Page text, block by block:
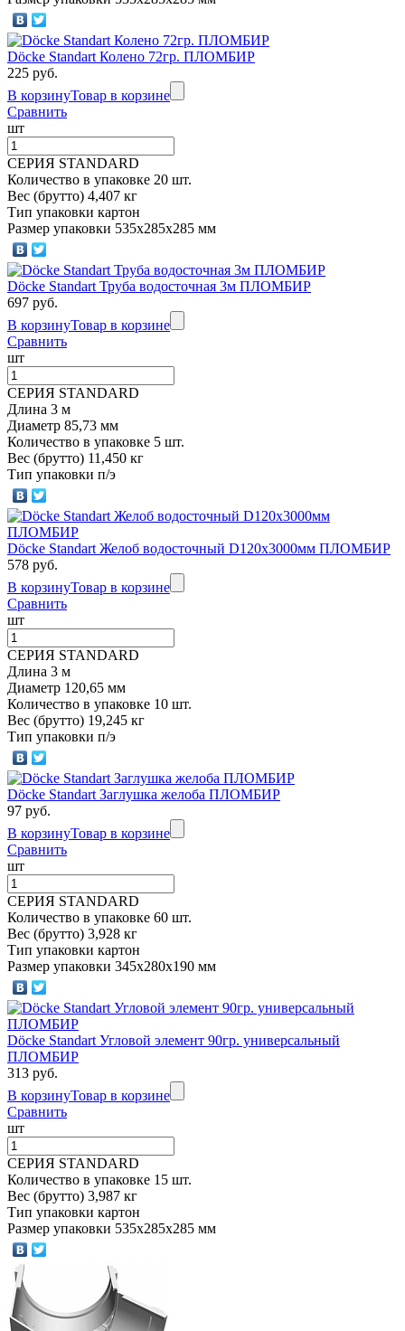
Döcke Standart Колено 72гр. ПЛОМБИР
225 руб.
В корзинуТовар в корзине
Сравнить
шт
СЕРИЯ STANDARD
Количество в упаковке 20 шт.
Вес (брутто) 4,407 кг
Тип упаковки картон
Размер упаковки 535х285х285 мм
Döcke Standart Труба водосточная 3м ПЛОМБИР
697 руб.
В корзинуТовар в корзине
Сравнить
шт
СЕРИЯ STANDARD
Длина 3 м
Диаметр 85,73 мм
Количество в упаковке 5 шт.
Вес (брутто) 11,450 кг
Тип упаковки п/э
Döcke Standart Желоб водосточный D120х3000мм ПЛОМБИР
578 руб.
В корзинуТовар в корзине
Сравнить
шт
СЕРИЯ STANDARD
Длина 3 м
Диаметр 120,65 мм
Количество в упаковке 10 шт.
Вес (брутто) 19,245 кг
Тип упаковки п/э
Döcke Standart Заглушка желоба ПЛОМБИР
97 руб.
В корзинуТовар в корзине
Сравнить
шт
СЕРИЯ STANDARD
Количество в упаковке 60 шт.
Вес (брутто) 3,928 кг
Тип упаковки картон
Размер упаковки 345х280х190 мм
Döcke Standart Угловой элемент 90гр. универсальный
ПЛОМБИР
313 руб.
В корзинуТовар в корзине
Сравнить
шт
СЕРИЯ STANDARD
Количество в упаковке 15 шт.
Вес (брутто) 3,987 кг
Тип упаковки картон
Размер упаковки 535х285х285 мм